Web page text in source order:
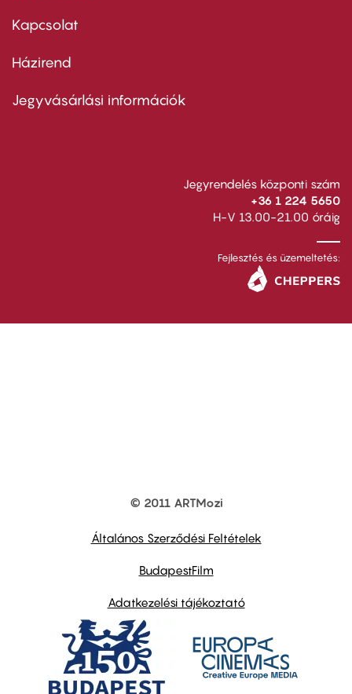
firstKapcsolat
Footer
second
Házirend
Jegyvásárlási információk
Jegyrendelés központi szám
+36 1 224 5650
H-V 13.00-21.00 óráig
Fejlesztés és üzemeltetés:
© 2011 ARTMozi
Általános Szerződési Feltételek
BudapestFilm
Adatkezelési tájékoztató